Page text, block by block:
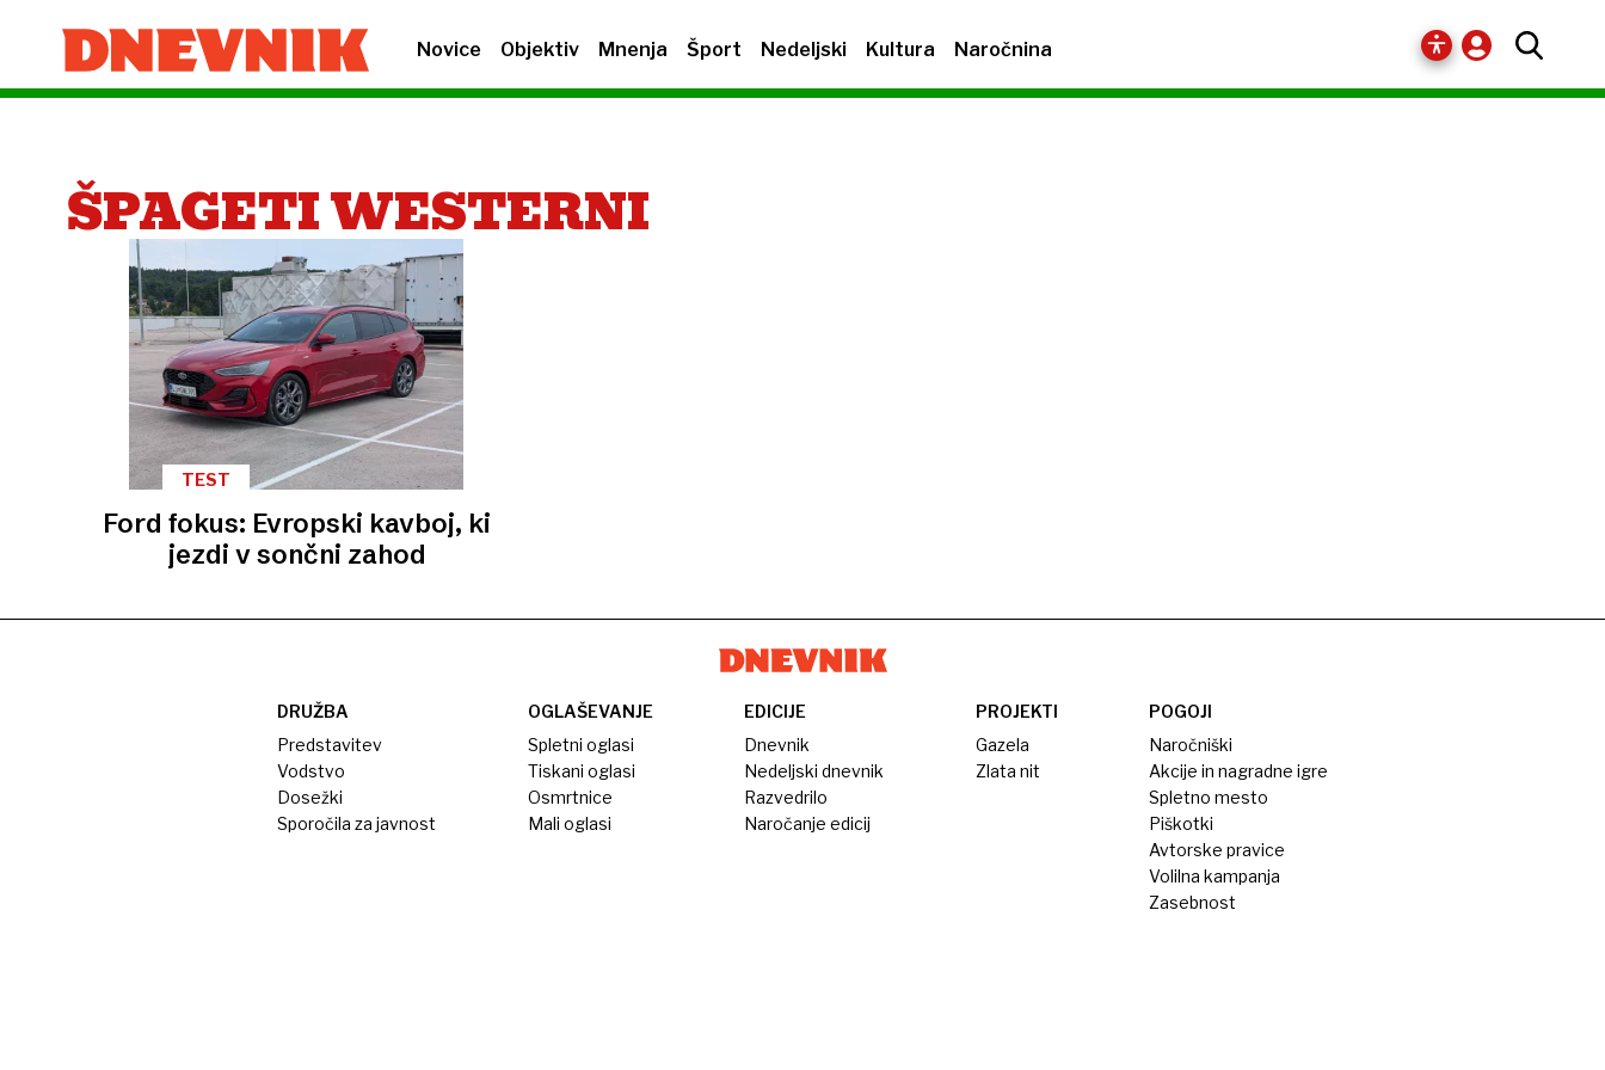
Novice Objektiv Mnenja Šport Nedeljski Kultura Naročnina
ŠPAGETI WESTERNI
TEST
Ford fokus: Evropski kavboj, ki
jezdi v sončni zahod
DRUŽBA
Predstavitev
Vodstvo
Dosežki
Sporočila za javnost
OGLAŠEVANJE
Spletni oglasi
Tiskani oglasi
Osmrtnice
Mali oglasi
EDICIJE
Dnevnik
Nedeljski dnevnik
Razvedrilo
Naročanje edicij
PROJEKTI
Gazela
Zlata nit
POGOJI
Naročniški
Akcije in nagradne igre
Spletno mesto
Piškotki
Avtorske pravice
Volilna kampanja
Zasebnost